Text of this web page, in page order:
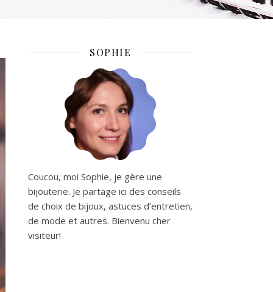
SOPHIE
Coucou, moi Sophie, je gère une
bijouterie. Je partage ici des conseils
de choix de bijoux, astuces d’entretien,
de mode et autres. Bienvenu cher
visiteur!